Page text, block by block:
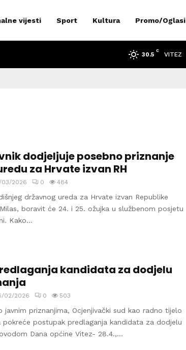
vijesti Sport Kultura Promo/Oglasi
30.5
C
VITEZ
dodjeljuje posebno priznanje
za Hrvate izvan RH
03/2026 0 484
državnog ureda za Hrvate izvan Republike
boravit će 24. i 25. ožujka u službenom posjetu
Kako...
kandidata za dodjelu
02/2026 0 503
javnim priznanjima, Ocjenjivački sud kao radno tijelo
pokreće postupak predlaganja kandidata za dodjelu
Dana općine Vitez- 28.4.,...